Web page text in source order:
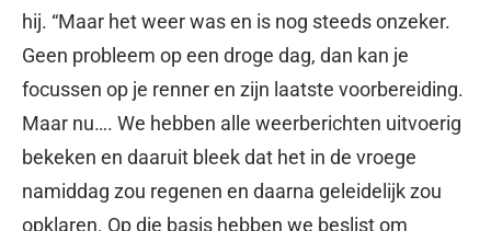
hij. “Maar het weer was en is nog steeds onzeker.
Geen probleem op een droge dag, dan kan je
focussen op je renner en zijn laatste voorbereiding.
Maar nu…. We hebben alle weerberichten uitvoerig
bekeken en daaruit bleek dat het in de vroege
namiddag zou regenen en daarna geleidelijk zou
opklaren. Op die basis hebben we beslist om